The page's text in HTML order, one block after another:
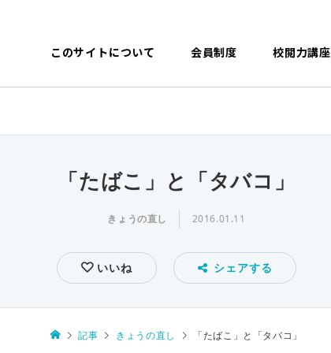
このサイトについて 会員制度 校閲力講座
「たばこ」と「タバコ」
きょうの直し 2016.01.11
いいね シェアする
記事 きょうの直し 「たばこ」と「タバコ」